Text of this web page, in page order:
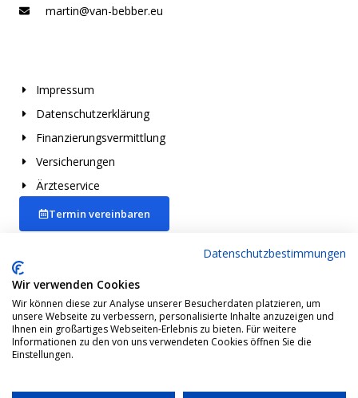
martin@van-bebber.eu
Impressum
Datenschutzerklärung
Finanzierungsvermittlung
Versicherungen
Ärzteservice
Termin vereinbaren
Kontakt aufnehmen
a
c
e
b
o
o
f
n
s
t
a
g
r
Copyright © 2026 Baufinanzierung Straelen
Datenschutzbestimmungen
Wir verwenden Cookies
Wir können diese zur Analyse unserer Besucherdaten platzieren, um
unsere Webseite zu verbessern, personalisierte Inhalte anzuzeigen und
Ihnen ein großartiges Webseiten-Erlebnis zu bieten. Für weitere
Informationen zu den von uns verwendeten Cookies öffnen Sie die
Einstellungen.